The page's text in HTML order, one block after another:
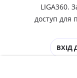
LIGA360.
доступ для
ВХІД
ХОЧУ